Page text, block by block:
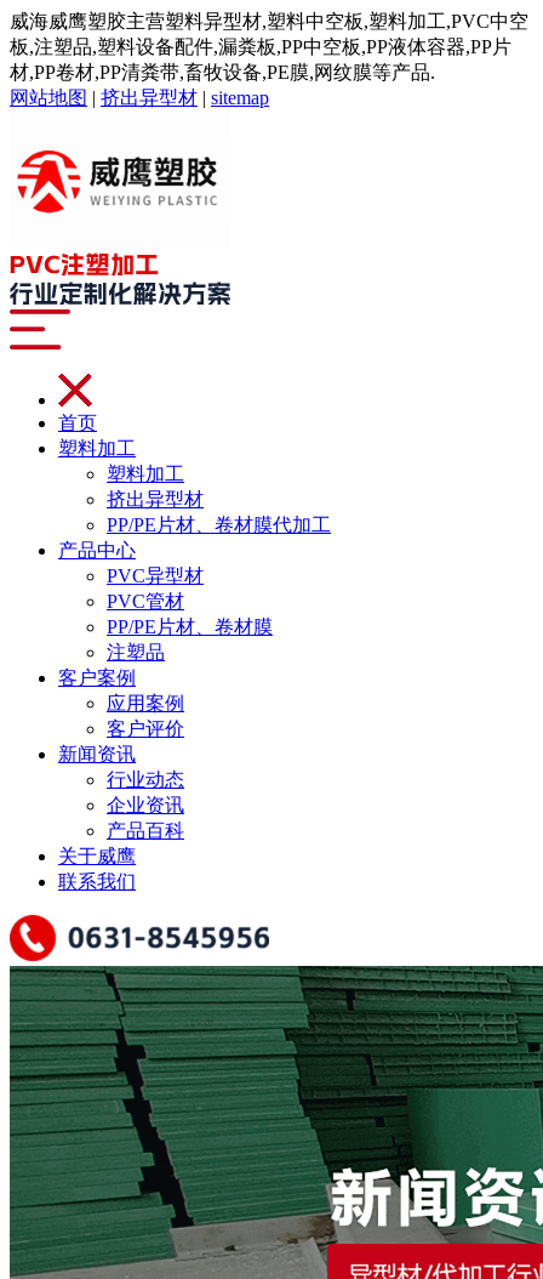
威海威鹰塑胶主营塑料异型材,塑料中空板,塑料加工,PVC中空
板,注塑品,塑料设备配件,漏粪板,PP中空板,PP液体容器,PP片
材,PP卷材,PP清粪带,畜牧设备,PE膜,网纹膜等产品.
网站地图 | 挤出异型材 | sitemap
首页
塑料加工
塑料加工
挤出异型材
PP/PE片材、卷材膜代加工
产品中心
PVC异型材
PVC管材
PP/PE片材、卷材膜
注塑品
客户案例
应用案例
客户评价
新闻资讯
行业动态
企业资讯
产品百科
关于威鹰
联系我们